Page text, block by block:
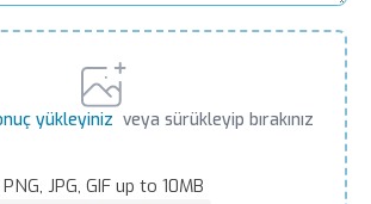
yükleyiniz veya sürükleyip bırakınız
PNG, JPG, GIF up to 10MB